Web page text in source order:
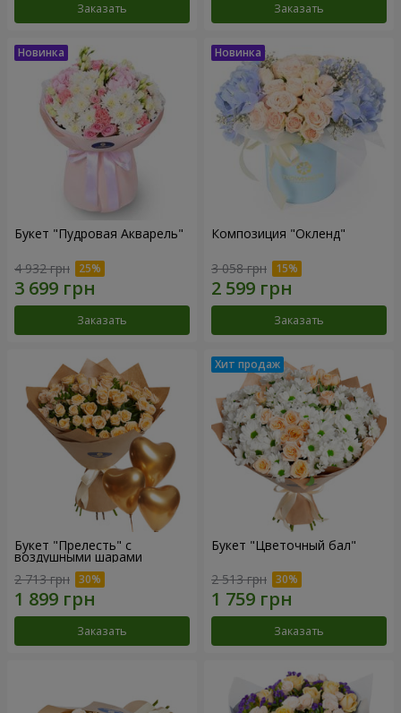
Заказать Заказать
Букет "Пудровая Акварель"
4 932 грн
Заказать
Композиция "Окленд"
3 058 грн
Заказать
Букет "Прелесть" с
воздушными шарами
2 713 грн
Заказать
Букет "Цветочный бал"
2 513 грн
Заказать